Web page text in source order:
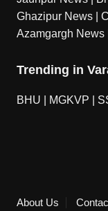
Ghazipur News
Azamgargh News
Trending in
BHU MGKVP
About Us